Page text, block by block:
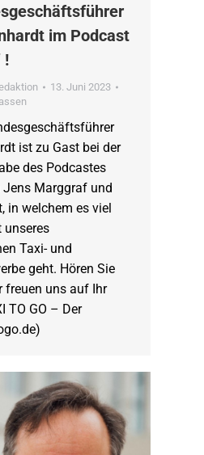
im Podcast
!
13. Juni 2023
ist zu Gast bei der
des Podcastes
Jens Marggraf und
in welchem es viel
unseres
Taxi- und
geht. Hören Sie
freuen uns auf Ihr
TO GO – Der